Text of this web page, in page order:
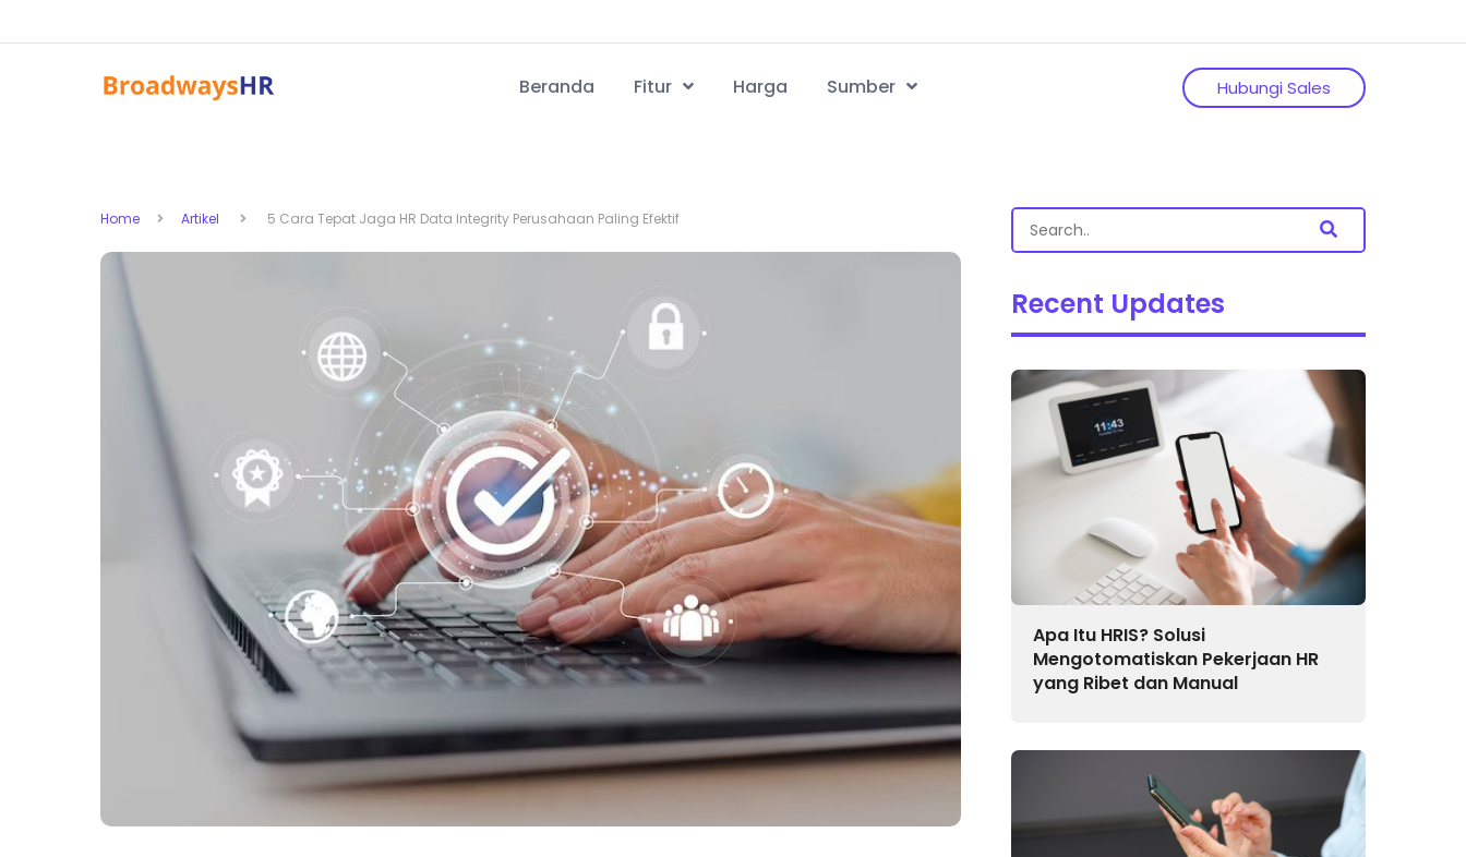
Beranda Fitur Harga Sumber Hubungi Sales
Home Artikel 5 Cara Tepat Jaga HR Data Integrity Perusahaan Paling Efektif
Recent Updates
Apa Itu HRIS? Solusi
Mengotomatiskan Pekerjaan HR
yang Ribet dan Manual